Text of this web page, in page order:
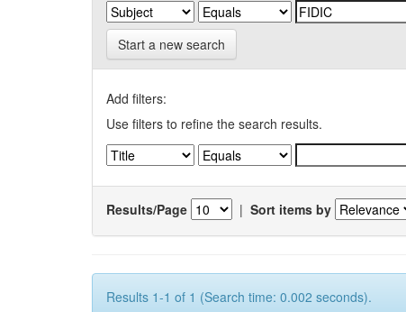
Start a new search
Add filters:
Use filters to refine the search results.
Results/Page | Sort items by
Results 1-1 of 1 (Search time: 0.002 seconds).